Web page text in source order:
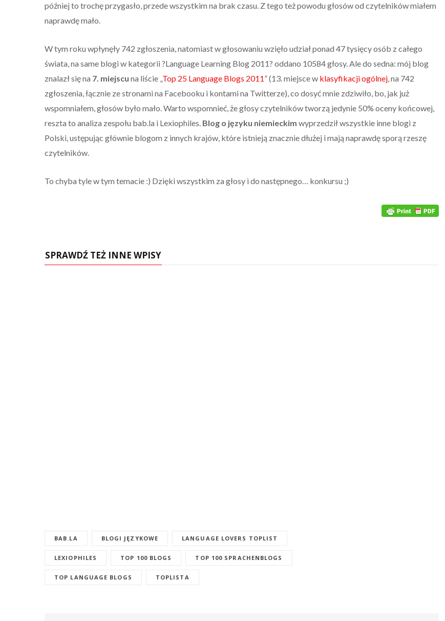
później to trochę przygasło, przede wszystkim na brak czasu. Z tego też powodu głosów od czytelników miałem
naprawdę mało.
W tym roku wpłynęły 742 zgłoszenia, natomiast w głosowaniu wzięło udział ponad 47 tysięcy osób z całego
świata, na same blogi w kategorii ?Language Learning Blog 2011? oddano 10584 głosy. Ale do sedna: mój blog
znalazł się na 7. miejscu na liście „Top 25 Language Blogs 2011” (13. miejsce w klasyfikacji ogólnej, na 742
zgłoszenia, łącznie ze stronami na Facebooku i kontami na Twitterze), co dosyć mnie zdziwiło, bo, jak już
wspomniałem, głosów było mało. Warto wspomnieć, że głosy czytelników tworzą jedynie 50% oceny końcowej,
reszta to analiza zespołu bab.la i Lexiophiles. Blog o języku niemieckim wyprzedził wszystkie inne blogi z
Polski, ustępując głównie blogom z innych krajów, które istnieją znacznie dłużej i mają naprawdę sporą rzeszę
czytelników.
To chyba tyle w tym temacie :) Dzięki wszystkim za głosy i do następnego… konkursu ;)
SPRAWDŹ TEŻ INNE WPISY
BAB.LA BLOGI JĘZYKOWE LANGUAGE LOVERS TOPLIST
LEXIOPHILES TOP 100 BLOGS TOP 100 SPRACHENBLOGS
TOP LANGUAGE BLOGS TOPLISTA